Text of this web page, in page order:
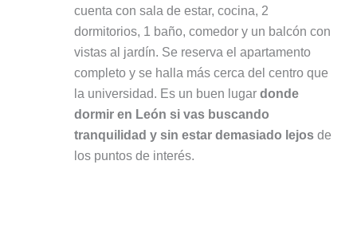
cuenta con sala de estar, cocina, 2
dormitorios, 1 baño, comedor y un balcón con
vistas al jardín. Se reserva el apartamento
completo y se halla más cerca del centro que
la universidad. Es un buen lugardonde
dormir en León si vas buscando
tranquilidad y sin estar demasiado lejosde
los puntos de interés.